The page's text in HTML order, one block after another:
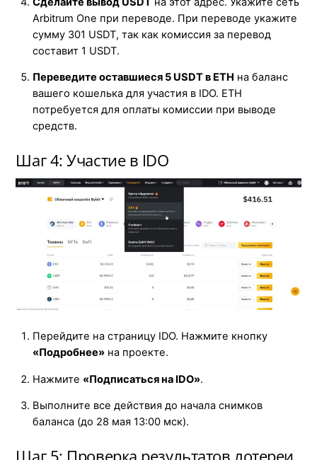
Arbitrum One при переводе. При переводе укажите
сумму 301 USDT, так как комиссия за перевод
составит 1 USDT.
Переведите оставшиеся 5 USDT в ETH на баланс
вашего кошелька для участия в IDO. ETH
потребуется для оплаты комиссии при выводе
средств.
Шаг 4: Участие в IDO
Перейдите на страницу IDO. Нажмите кнопку
«Подробнее»на проекте.
Нажмите «Подписаться на IDO».
Выполните все действия до начала снимков
баланса (до 28 мая 13:00 мск).
Шаг 5: Проверка результатов лотереи